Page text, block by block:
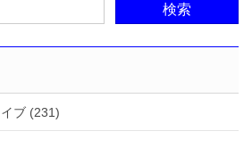
ブ (231)